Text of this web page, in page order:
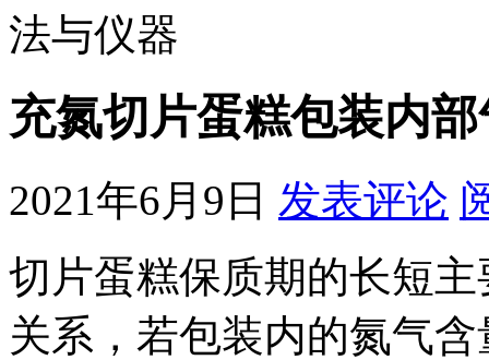
法与仪器
充氮切片蛋糕包装内
2021年6月9日 发表评论
切片蛋糕保质期的长短
关系，若包装内的氮气